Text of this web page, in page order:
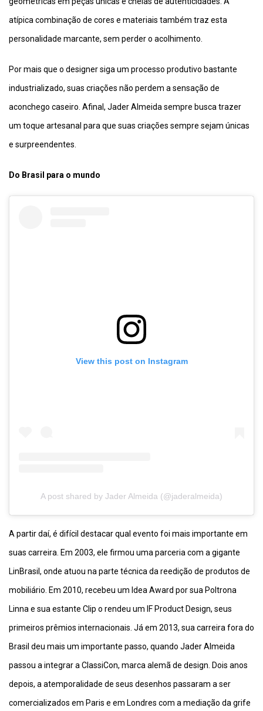
atípica combinação de cores e materiais também traz esta
personalidade marcante, sem perder o acolhimento.
Por mais que o designer siga um processo produtivo bastante
industrializado, suas criações não perdem a sensação de
aconchego caseiro. Afinal, Jader Almeida sempre busca trazer
um toque artesanal para que suas criações sempre sejam únicas
e surpreendentes.
Do Brasil para o mundo
View this post on Instagram
A post shared by Jader Almeida (@jaderalmeida)
A partir daí, é difícil destacar qual evento foi mais importante em
suas carreira. Em 2003, ele firmou uma parceria com a gigante
LinBrasil, onde atuou na parte técnica da reedição de produtos de
mobiliário. Em 2010, recebeu um Idea Award por sua Poltrona
Linna e sua estante Clip o rendeu um IF Product Design, seus
primeiros prêmios internacionais. Já em 2013, sua carreira fora do
Brasil deu mais um importante passo, quando Jader Almeida
passou a integrar a ClassiCon, marca alemã de design. Dois anos
depois, a atemporalidade de seus desenhos passaram a ser
comercializados em Paris e em Londres com a mediação da grife